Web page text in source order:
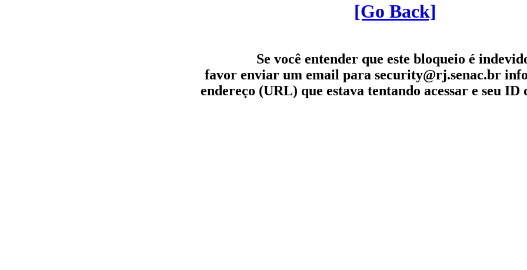
[Go Back]
Se você entender que este bloqueio é
favor enviar um email para security@rj.senac.br
endereço (URL) que estava tentando acessar e seu ID